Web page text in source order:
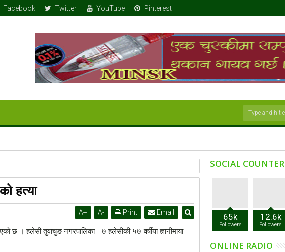
Facebook Twitter YouTube Pinterest
हत्या
A+ A- Print Email
छ । हलेसी तुवाचुङ नगरपालिका– ७ हलेसीकी ५७ वर्षीया ज्ञानीमाया
SOCIAL COUNTER
65k
Followers
12.6k
Followers
ONLINE RADIO